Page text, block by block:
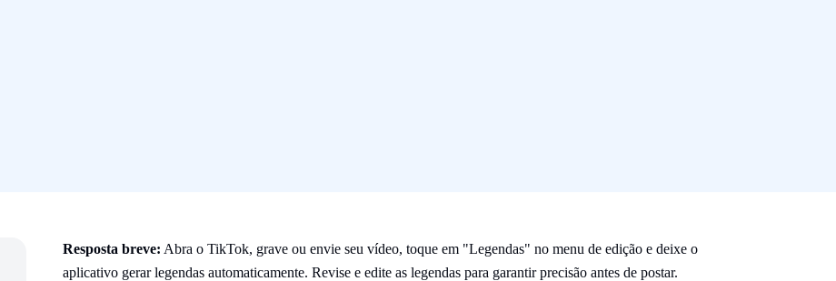
Resposta breve: Abra o TikTok, grave ou envie seu vídeo, toque em "Legendas" no menu de edição e deixe o
aplicativo gerar legendas automaticamente. Revise e edite as legendas para garantir precisão antes de postar.